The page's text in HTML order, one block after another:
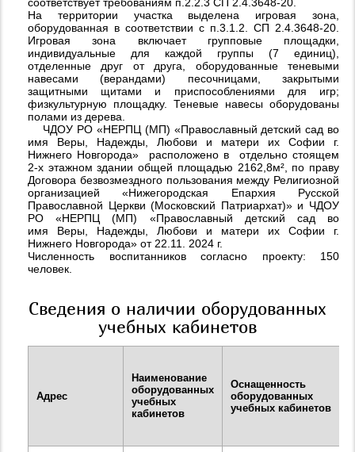
соответствует требованиям п.2.2.3 СП 2.4.3648-20.
На территории участка выделена игровая зона,
оборудованная в соответствии с п.3.1.2. СП 2.4.3648-20.
Игровая зона включает групповые площадки,
индивидуальные для каждой группы (7 единиц),
отделенные друг от друга, оборудованные теневыми
навесами (верандами) песочницами, закрытыми
защитными щитами и приспособлениями для игр;
физкультурную площадку. Теневые навесы оборудованы
полами из дерева.
ЧДОУ РО «НЕРПЦ (МП) «Православный детский сад во
имя Веры, Надежды, Любови и матери их Софии г.
Нижнего Новгорода» расположено в отдельно стоящем
2-х этажном здании общей площадью 2162,8м², по праву
Договора безвозмездного пользования между Религиозной
организацией «Нижегородская Епархия Русской
Православной Церкви (Московский Патриархат)» и ЧДОУ
РО «НЕРПЦ (МП) «Православный детский сад во
имя Веры, Надежды, Любови и матери их Софии г.
Нижнего Новгорода» от 22.11. 2024 г.
Численность воспитанников согласно проекту: 150
человек.
Сведения о наличии оборудованных
учебных кабинетов
Адрес
Наименование
оборудованных
учебных
кабинетов
Оснащенность
оборудованных
учебных кабинетов